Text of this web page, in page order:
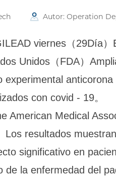
Autor: Operation
viernes（29Día
Unidos（FDA）
con covid - 19。
American Medical
Los resultados
significativo en
la enfermedad del